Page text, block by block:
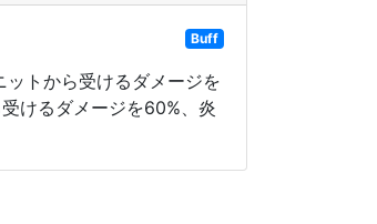
Buff
ットから受けるダメージを
けるダメージを60%、炎